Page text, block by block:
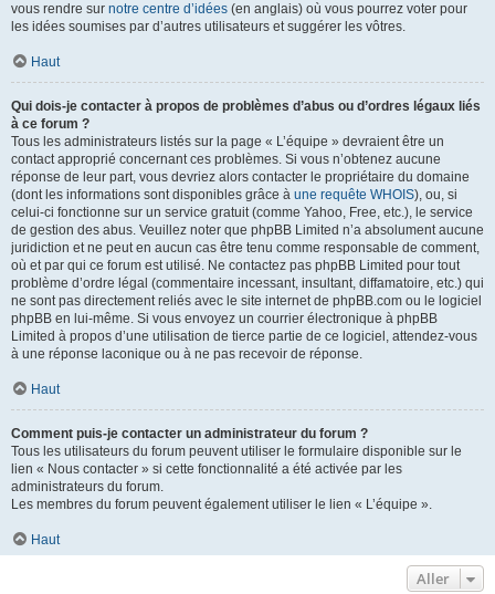
vous rendre sur notre centre d’idées (en anglais) où vous pourrez voter pour
les idées soumises par d’autres utilisateurs et suggérer les vôtres.
Haut
Qui dois-je contacter à propos de problèmes d’abus ou d’ordres légaux liés
à ce forum ?
Tous les administrateurs listés sur la page « L’équipe » devraient être un
contact approprié concernant ces problèmes. Si vous n’obtenez aucune
réponse de leur part, vous devriez alors contacter le propriétaire du domaine
(dont les informations sont disponibles grâce à une requête WHOIS), ou, si
celui-ci fonctionne sur un service gratuit (comme Yahoo, Free, etc.), le service
de gestion des abus. Veuillez noter que phpBB Limited n’a absolument aucune
juridiction et ne peut en aucun cas être tenu comme responsable de comment,
où et par qui ce forum est utilisé. Ne contactez pas phpBB Limited pour tout
problème d’ordre légal (commentaire incessant, insultant, diffamatoire, etc.) qui
ne sont pas directement reliés avec le site internet de phpBB.com ou le logiciel
phpBB en lui-même. Si vous envoyez un courrier électronique à phpBB
Limited à propos d’une utilisation de tierce partie de ce logiciel, attendez-vous
à une réponse laconique ou à ne pas recevoir de réponse.
Haut
Comment puis-je contacter un administrateur du forum ?
Tous les utilisateurs du forum peuvent utiliser le formulaire disponible sur le
lien « Nous contacter » si cette fonctionnalité a été activée par les
administrateurs du forum.
Les membres du forum peuvent également utiliser le lien « L’équipe ».
Haut
Aller